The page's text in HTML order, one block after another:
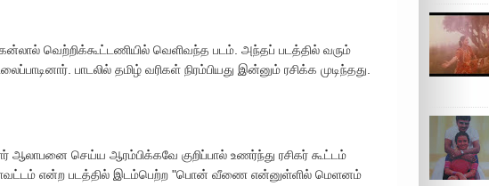
வெற்றிக்கூட்டணியில் வெளிவந்த படம். அந்தப் படத்தில் வரும்
பாடலில் தமிழ் வரிகள் நிரம்பியது இன்னும் ரசிக்க முடிந்தது.
ஆலாபனை செய்ய ஆரம்பிக்கவே குறிப்பால் உணர்ந்து ரசிகர் கூட்டம்
என்ற படத்தில் இடம்பெற்ற "பொன் வீணை என்னுள்ளில் மெளனம்